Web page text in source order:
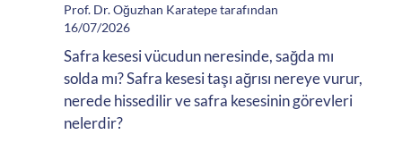
Prof. Dr. Oğuzhan Karatepe tarafından
16/07/2026
Safra kesesi vücudun neresinde, sağda mı
solda mı? Safra kesesi taşı ağrısı nereye vurur,
nerede hissedilir ve safra kesesinin görevleri
nelerdir?